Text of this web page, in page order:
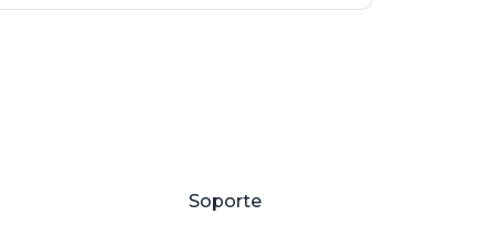
Soporte